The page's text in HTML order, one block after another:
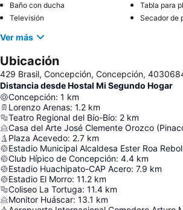
Baño con ducha
Tabla para
Televisión
Secador de
Ver más
Ubicación
429 Brasil, Concepción, Concepción,
Distancia desde Hostal Mi Segundo Hogar
Concepción: 1 km
Lorenzo Arenas: 1.2 km
Teatro Regional del Bío-Bío: 2 km
Casa del Arte José Clemente Orozco
Plaza Acevedo: 2.7 km
Estadio Municipal Alcaldesa Ester Roa
Club Hípico de Concepción: 4.4 km
Estadio Huachipato-CAP Acero: 7.9 km
Estadio El Morro: 11.2 km
Coliseo La Tortuga: 11.4 km
Monitor Huáscar: 13.1 km